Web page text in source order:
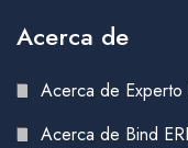
Acerca de
Acerca de Experto
Acerca de Bind